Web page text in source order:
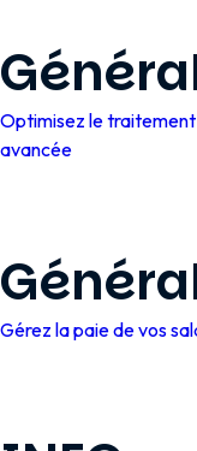
Optimisez le
avancée
Gérez la paie de vos